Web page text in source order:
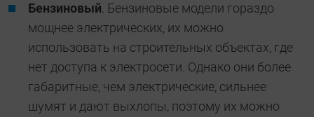
Бензиновый . Бензиновые модели гораздо
мощнее электрических, их можно
использовать на строительных объектах, где
нет доступа к электросети. Однако они более
габаритные, чем электрические, сильнее
шумят и дают выхлопы, поэтому их можно